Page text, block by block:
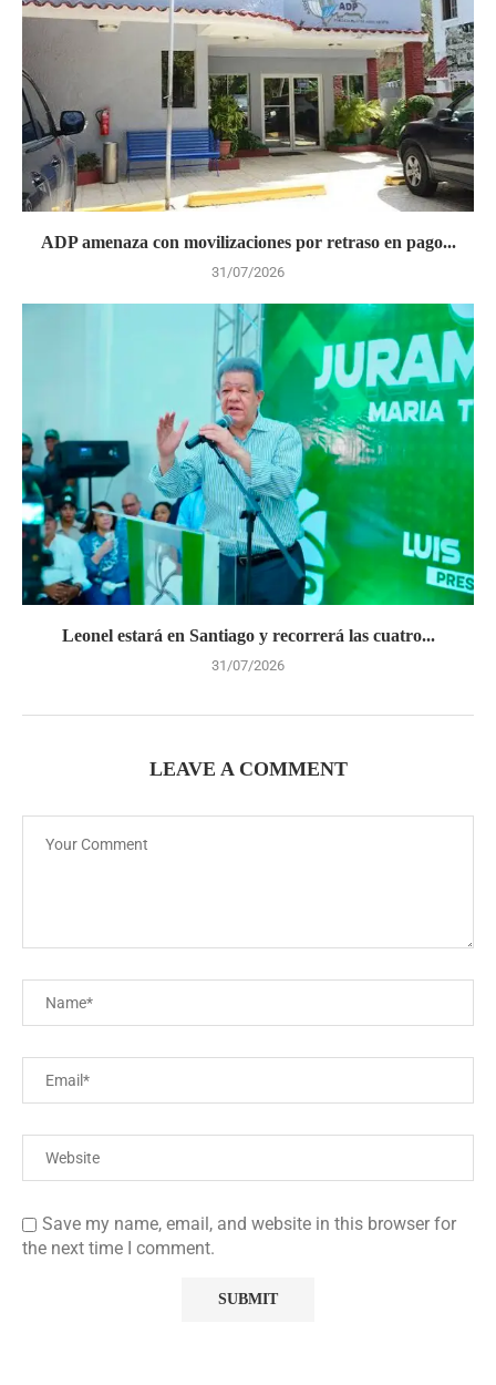
ADP amenaza con movilizaciones por retraso en pago...
31/07/2026
Leonel estará en Santiago y recorrerá las cuatro...
31/07/2026
LEAVE A COMMENT
Save my name, email, and website in this browser for
the next time I comment.